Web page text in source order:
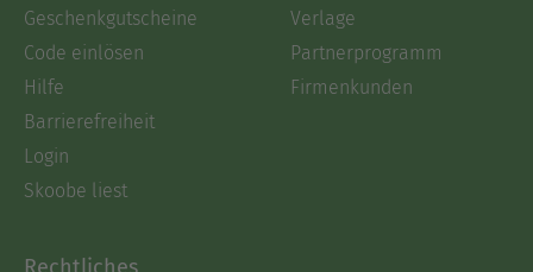
Geschenkgutscheine
Code einlösen
Hilfe
Barrierefreiheit
Login
Skoobe liest
Verlage
Partnerprogramm
Firmenkunden
Rechtliches